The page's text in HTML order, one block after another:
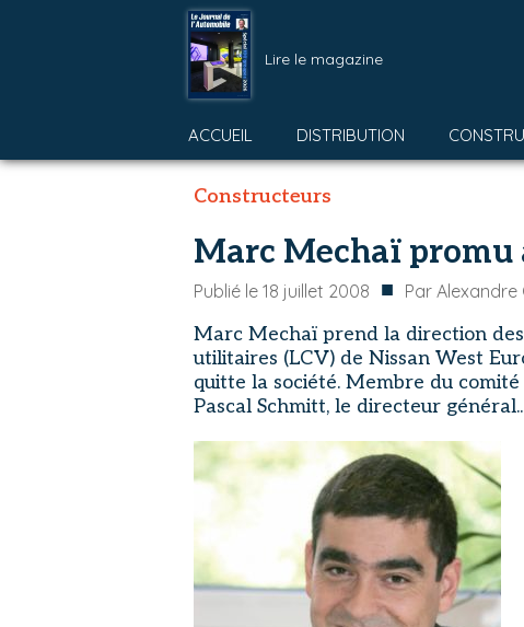
Lire le magazine
ACCUEIL DISTRIBUTION
Constructeurs
Marc Mechaï promu
Publié le 18 juillet 2008 ■ Par Alexandre
Marc Mechaï prend la direction
utilitaires (LCV) de Nissan West
quitte la société. Membre du
Pascal Schmitt, le directeur